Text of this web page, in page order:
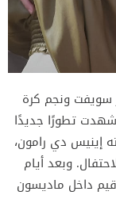
سويفت ونجم كرة
تطورًا جديدًا
إينيس دي رامون،
وبعد أيام
داخل ماديسون